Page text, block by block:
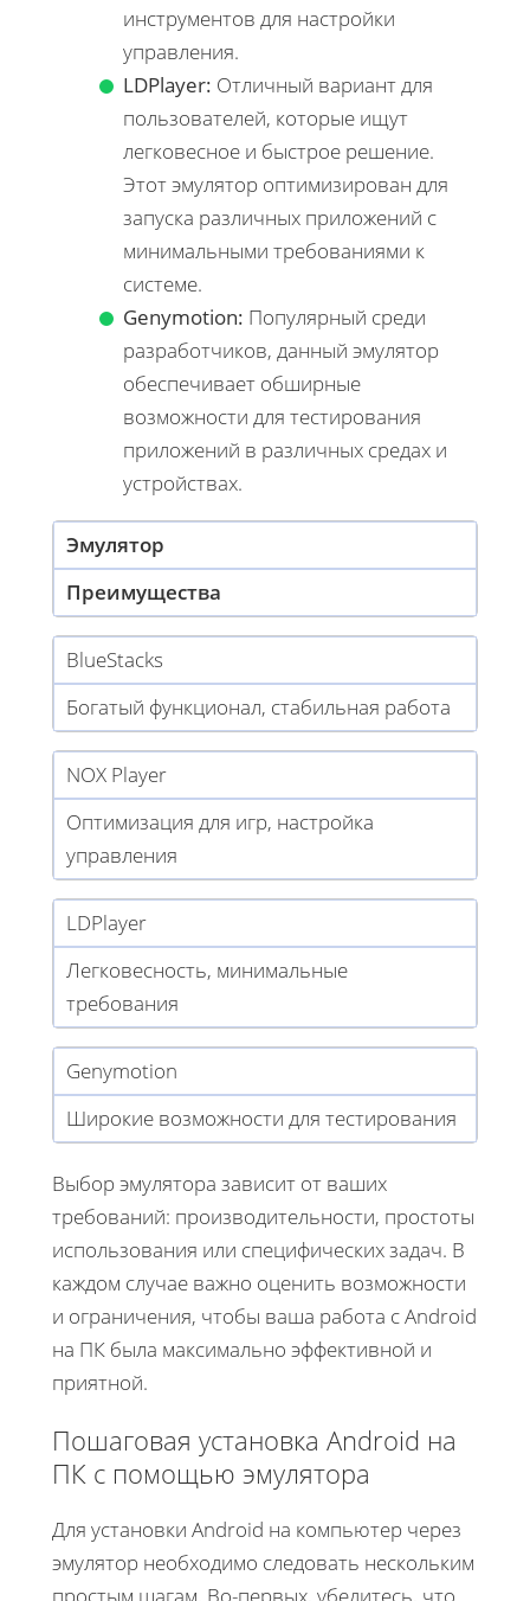
инструментов для настройки
управления.
LDPlayer: Отличный вариант для
пользователей, которые ищут
легковесное и быстрое решение.
Этот эмулятор оптимизирован для
запуска различных приложений с
минимальными требованиями к
системе.
Genymotion: Популярный среди
разработчиков, данный эмулятор
обеспечивает обширные
возможности для тестирования
приложений в различных средах и
устройствах.
Эмулятор
Преимущества
BlueStacks
Богатый функционал, стабильная работа
NOX Player
Оптимизация для игр, настройка
управления
LDPlayer
Легковесность, минимальные
требования
Genymotion
Широкие возможности для тестирования
Выбор эмулятора зависит от ваших
требований: производительности, простоты
использования или специфических задач. В
каждом случае важно оценить возможности
и ограничения, чтобы ваша работа с Android
на ПК была максимально эффективной и
приятной.
Пошаговая установка Android на
ПК с помощью эмулятора
Для установки Android на компьютер через
эмулятор необходимо следовать нескольким
простым шагам. Во-первых, убедитесь, что